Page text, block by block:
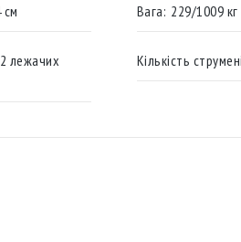
см
лежачих
Вага: 229/1009 кг
Кількість